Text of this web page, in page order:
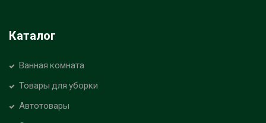
Каталог
Ванная комната
Товары для уборки
Автотовары